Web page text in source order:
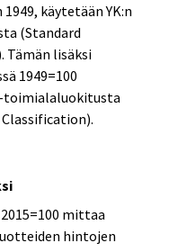
käytetään YK:n
(Standard
Tämän lisäksi
1949=100
toimialaluokitusta
mittaa
hintojen